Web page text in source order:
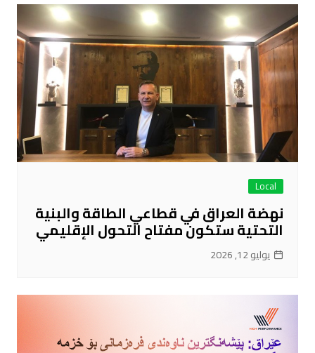
Local
نهضة العراق في قطاعي الطاقة والبنية
التحتية ستكون مفتاح التحول الإقليمي
يوليو 12, 2026